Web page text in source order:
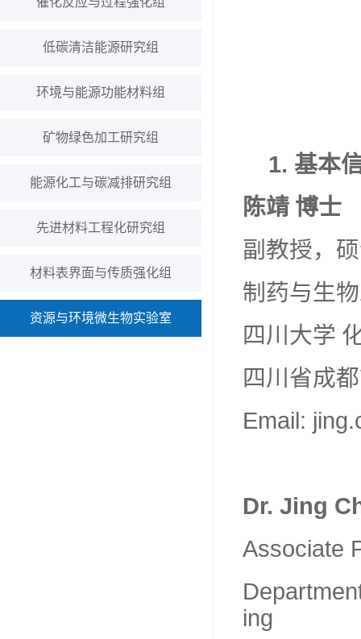
低碳清洁能源研究组
环境与能源功能材料组
矿物绿色加工研究组
能源化工与碳减排研究组
先进材料工程化研究组
材料表界面与传质强化组
资源与环境微生物实验室
1. 基本
陈靖 博士
副教授，
制药与生
四川大学
四川省成
Email:
Dr. Jing
Associate
ing